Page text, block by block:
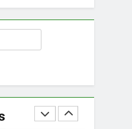
en plaques et
clés pour créer
solide